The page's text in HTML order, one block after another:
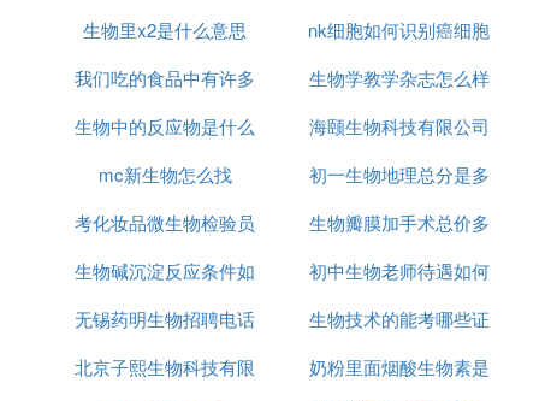
在经过一个假期的放松后，这个时候同学们面对新的
学期，需要做的卓绝件事情就是要调整自己的学习态
经变的非常松懈了，没有学习的动力了，所以深圳精
锐教育的老师提醒同学们，首先要调整过自己的学习
态度，让自己重新端正积极的学习态度，态度才是同
学们学习更重要的也是更关键的一个因素，因为只有
认识到学习对我们的重要性，才会有一个真正的学习
的动力。
保持良好的、积极的心态
朋友
生物里x2是什么意思
nk细胞如何识别癌细胞
来北联生物专业
我们吃的食品中有许多
微生物有什么
生物学教学杂志怎么样
生物中的反应物是什么
意思
海颐生物科技有限公司
怎么样
mc新生物怎么找
初一生物地理总分是多
少
考化妆品微生物检验员
需要什么条件
生物瓣膜加手术总价多
少钱
生物碱沉淀反应条件如
何
初中生物老师待遇如何
无锡药明生物招聘电话
是多少钱
生物技术的能考哪些证
书
北京子熙生物科技有限
奶粉里面烟酸生物素是